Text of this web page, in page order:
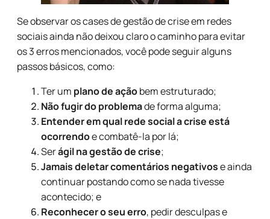
Se observar os cases de gestão de crise em redes
sociais ainda não deixou claro o caminho para evitar
os 3 erros mencionados, você pode seguir alguns
passos básicos, como:
Ter um plano de açãobem estruturado;
Não fugir do problemade forma alguma;
Entender em qual rede social a crise está
ocorrendoe combatê-la por lá;
Serágil na gestão de crise;
Jamais deletar comentários negativose ainda
continuar postando como se nada tivesse
acontecido; e
Reconhecer o seu erro, pedir desculpas e